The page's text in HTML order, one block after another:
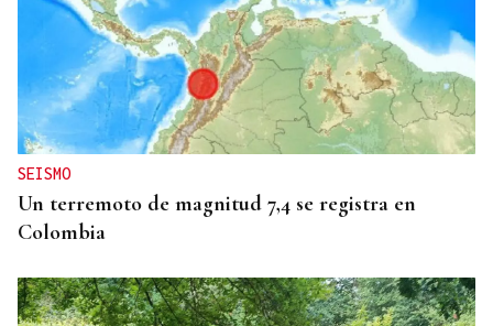
HELICOPTERO MEDICALIZADO
Un motorista en estado grave tras una colisión en
Velle
SEISMO
Un terremoto de magnitud 7,4 se registra en
Colombia